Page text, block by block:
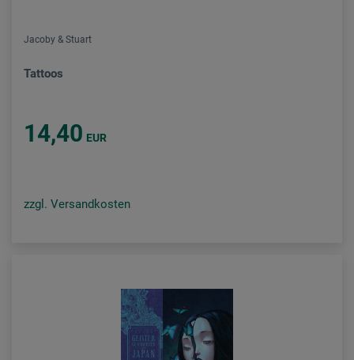
Jacoby & Stuart
Tattoos
14,40 EUR
zzgl. Versandkosten